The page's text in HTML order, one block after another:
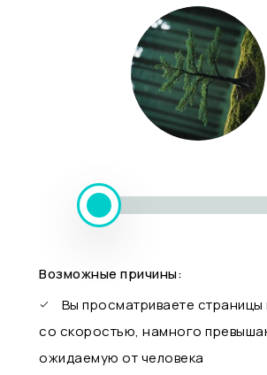
Возможные причины:
Вы просматриваете страницы
со скоростью, намного
ожидаемую от человека